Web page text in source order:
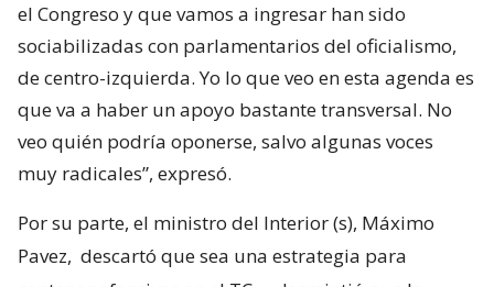
el Congreso y que vamos a ingresar han sido
sociabilizadas con parlamentarios del oficialismo,
de centro-izquierda. Yo lo que veo en esta agenda es
que va a haber un apoyo bastante transversal. No
veo quién podría oponerse, salvo algunas voces
muy radicales”, expresó.
Por su parte, el ministro del Interior (s), Máximo
Pavez, descartó que sea una estrategia para